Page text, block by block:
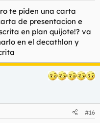
te piden una carta
de presentacion e
en plan quijote!? va
en el decathlon y
#16